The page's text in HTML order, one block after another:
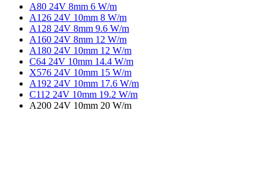
A80 24V 8mm 6 W/m
A126 24V 10mm 8 W/m
A128 24V 8mm 9.6 W/m
A160 24V 8mm 12 W/m
A180 24V 10mm 12 W/m
C64 24V 10mm 14.4 W/m
X576 24V 10mm 15 W/m
A192 24V 10mm 17.6 W/m
C112 24V 10mm 19.2 W/m
A200 24V 10mm 20 W/m